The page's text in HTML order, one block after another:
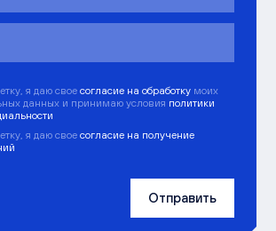
я даю свое согласие на обработку моих
данных и принимаю условия политики
я даю свое согласие на получение
Отправить